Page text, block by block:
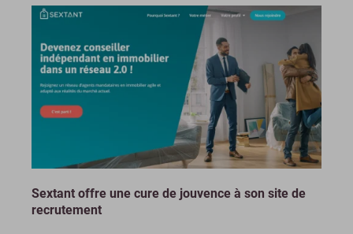
Sextant offre une cure de jouvence à son site de
recrutement